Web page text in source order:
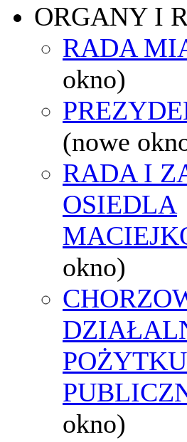
ORGANY I
RADA
okno)
(nowe
RADA I
OSIEDLA
okno)
POŻYTKU
okno)